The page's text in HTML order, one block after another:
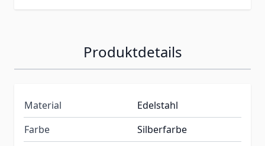
Produktdetails
Material
Edelstahl
Farbe
Silberfarbe